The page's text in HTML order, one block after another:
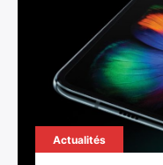
Actualités